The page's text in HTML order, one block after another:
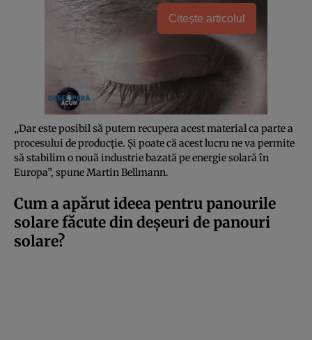
Citește articolul
„Dar este posibil să putem recupera acest material ca parte a
procesului de producție. Și poate că acest lucru ne va permite
să stabilim o nouă industrie bazată pe energie solară în
Europa”, spune Martin Bellmann.
Cum a apărut ideea pentru panourile
solare făcute din deșeuri de panouri
solare?